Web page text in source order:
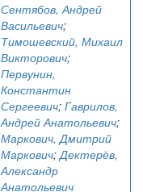
Сентябов, Андрей
Васильевич;
Тимошевский, Михаил
Викторович;
Первунин,
Константин
Сергеевич; Гаврилов,
Андрей Анатольевич;
Маркович, Дмитрий
Маркович;Дектерёв,
Александр
Анатольевич